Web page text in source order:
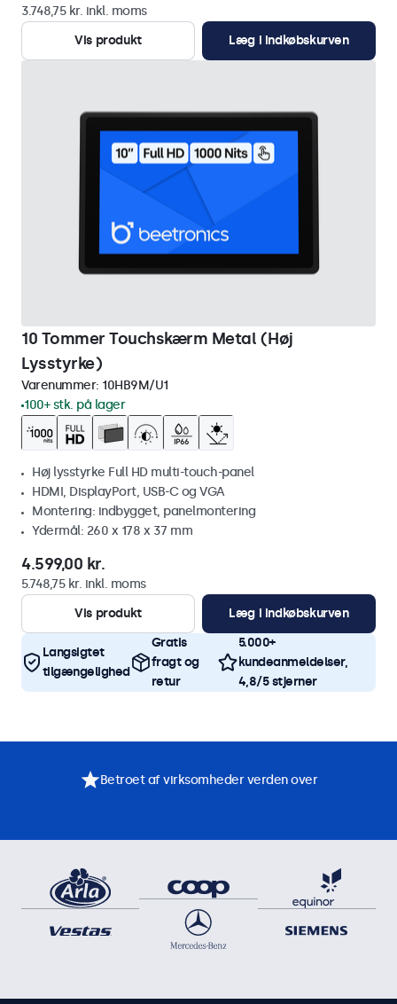
3.748,75 kr. inkl. moms
Vis produkt
Læg i indkøbskurven
10 Tommer Touchskærm Metal (Høj
Lysstyrke)
Varenummer: 10HB9M/U1
100+ stk. på lager
Høj lysstyrke Full HD multi-touch-panel
HDMI, DisplayPort, USB-C og VGA
Montering: indbygget, panelmontering
Ydermål: 260 x 178 x 37 mm
4.599,00 kr.
5.748,75 kr. inkl. moms
Vis produkt
Læg i indkøbskurven
Langsigtet
tilgængelighed
Gratis
fragt og
retur
5.000+
kundeanmeldelser,
4,8/5 stjerner
Betroet af virksomheder verden over